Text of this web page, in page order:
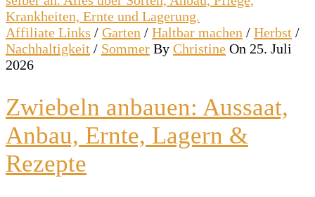
Affiliate Links / Garten / Haltbar machen / Herbst /
Nachhaltigkeit / Sommer By Christine On 25. Juli
2026
Zwiebeln anbauen: Aussaat,
Anbau, Ernte, Lagern &
Rezepte